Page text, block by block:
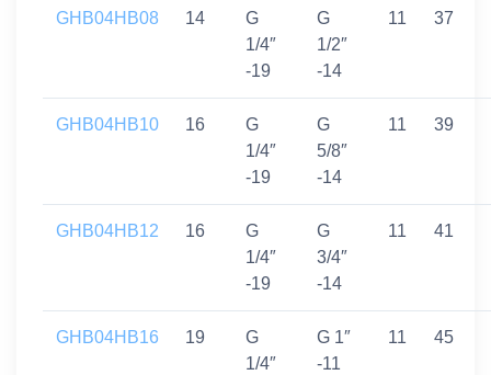
GHB04HB08 14
G
1/4″
-19
G
1/2″
-14
11 37
GHB04HB10 16
G
1/4″
-19
G
5/8″
-14
11 39
GHB04HB12 16
G
1/4″
-19
G
3/4″
-14
11 41
GHB04HB16 19
G
1/4″
G 1″
-11
11 45